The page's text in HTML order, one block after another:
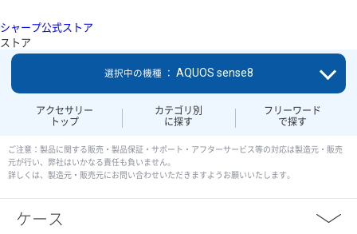
シャープ公式ストア
ストア
アクセサリー
トップ
カテゴリ別
に探す
フリーワード
で探す
選択中の機種 ： AQUOS sense8
ご注意：製品に関する販売・製品保証・サポート・アフターサービス等の対応は製造元・販売
元が行い、弊社はいかなる責任も負いません。
詳しくは、製造元・販売元にお問い合わせいただきますようお願いいたします。
ケース